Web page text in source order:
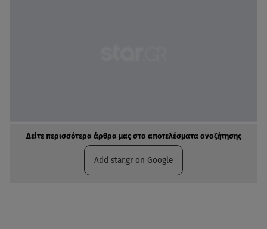
Δείτε περισσότερα άρθρα μας στα αποτελέσματα αναζήτησης
Add star.gr on Google